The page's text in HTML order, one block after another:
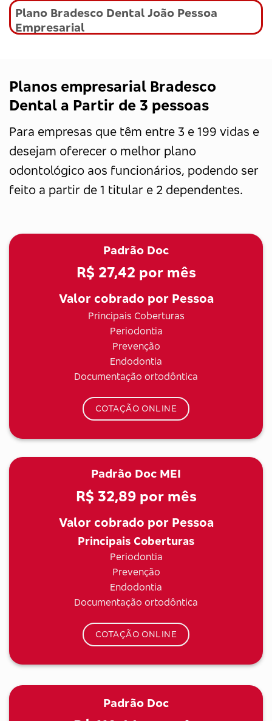
Plano Bradesco Dental João Pessoa
Empresarial
Planos empresarial Bradesco
Dental a Partir de 3 pessoas
Para empresas que têm entre 3 e 199 vidas e
desejam oferecer o melhor plano
odontológico aos funcionários, podendo ser
feito a partir de 1 titular e 2 dependentes.
Padrão Doc
R$ 27,42 por mês
Valor cobrado por Pessoa
Principais Coberturas
Periodontia
Prevenção
Endodontia
Documentação ortodôntica
COTAÇÃO ONLINE
Padrão Doc MEI
R$ 32,89por mês
Valor cobrado por Pessoa
Principais Coberturas
Periodontia
Prevenção
Endodontia
Documentação ortodôntica
COTAÇÃO ONLINE
Padrão Doc